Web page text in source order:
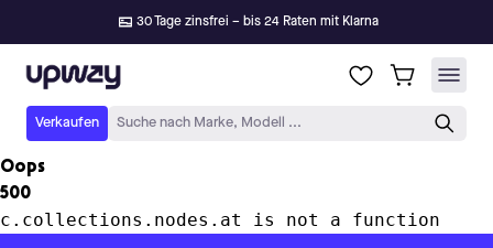
30 Tage zinsfrei – bis 24 Raten mit Klarna
Upway
Verkaufen Suche nach Marke, Modell ...
Oops
500
c.collections.nodes.at is not a function